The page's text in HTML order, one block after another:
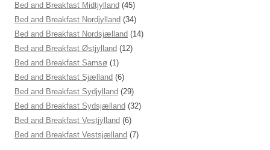
Bed and Breakfast Midtjylland (45)
Bed and Breakfast Nordjylland (34)
Bed and Breakfast Nordsjælland (14)
Bed and Breakfast Østjylland (12)
Bed and Breakfast Samsø (1)
Bed and Breakfast Sjælland (6)
Bed and Breakfast Sydjylland (29)
Bed and Breakfast Sydsjælland (32)
Bed and Breakfast Vestjylland (6)
Bed and Breakfast Vestsjælland (7)